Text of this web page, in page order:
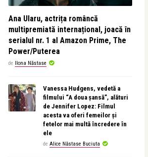
Ana Ularu, actrița româncă
multipremiată internațional, joacă în
serialul nr. 1 al Amazon Prime, The
Power/Puterea
de Ilona Năstase
Vanessa Hudgens, vedetă a
filmului “A doua șansă”, alături
de Jennifer Lopez: Filmul
acesta va oferi femeilor și
fetelor mai multă încredere în
ele
de Alice Năstase Buciuta